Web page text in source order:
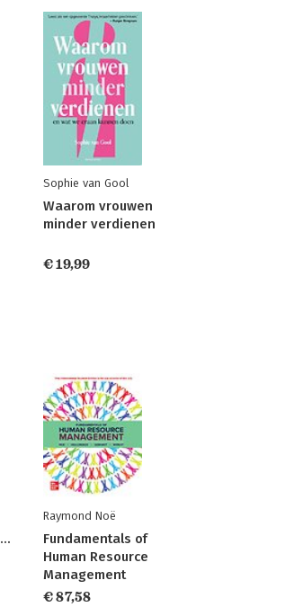
Sophie van Gool
Waarom vrouwen
minder verdienen
€ 19,99
Informatieautonomie
Raymond Noë
Fundamentals of
Human Resource
Management
€ 87,58